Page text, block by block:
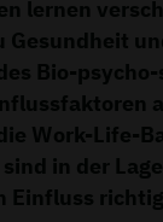
lernen
Gesundheit
Bio-
Work-Life-
in der
Einfluss